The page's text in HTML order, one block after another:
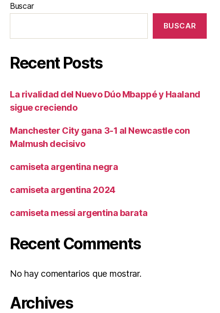
Buscar
BUSCAR
Recent Posts
La rivalidad del Nuevo Dúo Mbappé y Haaland
sigue creciendo
Manchester City gana 3-1 al Newcastle con
Malmush decisivo
camiseta argentina negra
camiseta argentina 2024
camiseta messi argentina barata
Recent Comments
No hay comentarios que mostrar.
Archives